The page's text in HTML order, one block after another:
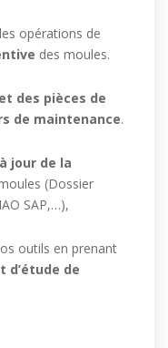
opérations de
des moules.
des pièces de
de maintenance.
jour de la
(Dossier
SAP,…),
outils en prenant
d’étude de